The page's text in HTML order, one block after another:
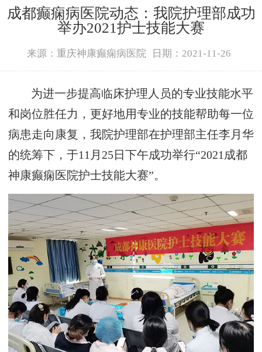
成都癫痫病医院动态：我院护理部成功
举办2021护士技能大赛
来源：重庆神康癫痫病医院 日期：2021-11-26
为进一步提高临床护理人员的专业技能水平
和岗位胜任力，更好地用专业的技能帮助每一位
病患走向康复，我院护理部在护理部主任李月华
的统筹下，于11月25日下午成功举行“2021成都
神康癫痫医院护士技能大赛”。